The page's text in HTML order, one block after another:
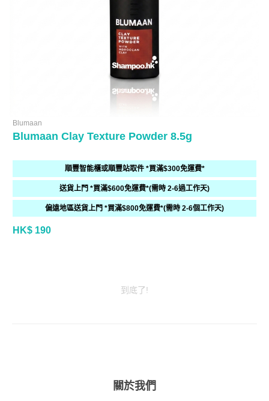
Blumaan
Blumaan Clay Texture Powder 8.5g
順豐智能櫃或順豐站取件 *買滿$300免運費*
送貨上門 *買滿$600免運費*(需時 2-6過工作天)
偏遠地區送貨上門 *買滿$800免運費*(需時 2-6個工作天)
HK$ 190
到底了!
關於我們